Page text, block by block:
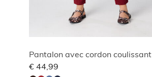
Pantalon avec cordon coulissant
€ 44,99